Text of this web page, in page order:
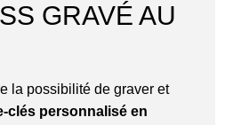
GRAVÉ AU
la possibilité de graver et
clés personnalisé en